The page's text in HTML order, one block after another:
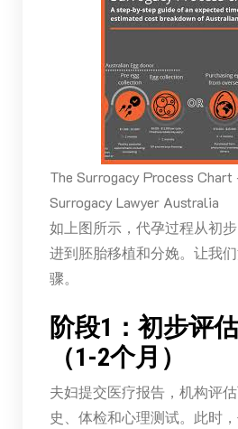
The Surrogacy Process
Surrogacy Lawyer Australia
如上图所示，代孕过程从初
进到胚胎移植和分娩。让我
骤。
阶段1：初步评
（1-2个月）
夫妇提交医疗报告，机构评
史、体检和心理测试。此时